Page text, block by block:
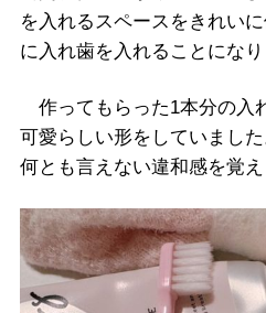
を入れるスペースをきれい
に入れ歯を入れることになり
作ってもらった1本分の入
可愛らしい形をしていまし
何とも言えない違和感を覚え